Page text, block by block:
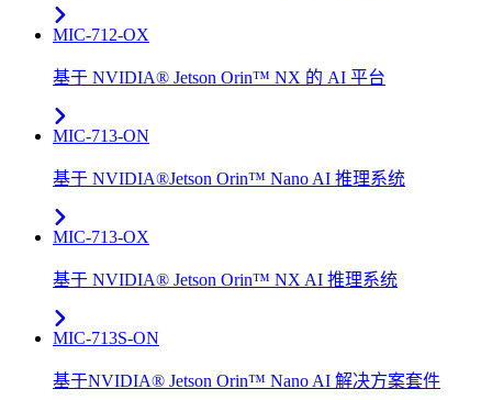
MIC-712-OX
基于 NVIDIA® Jetson Orin™ NX 的 AI 平台
MIC-713-ON
基于 NVIDIA®Jetson Orin™ Nano AI 推理系统
MIC-713-OX
基于 NVIDIA® Jetson Orin™ NX AI 推理系统
MIC-713S-ON
基于NVIDIA® Jetson Orin™ Nano AI 解决方案套件